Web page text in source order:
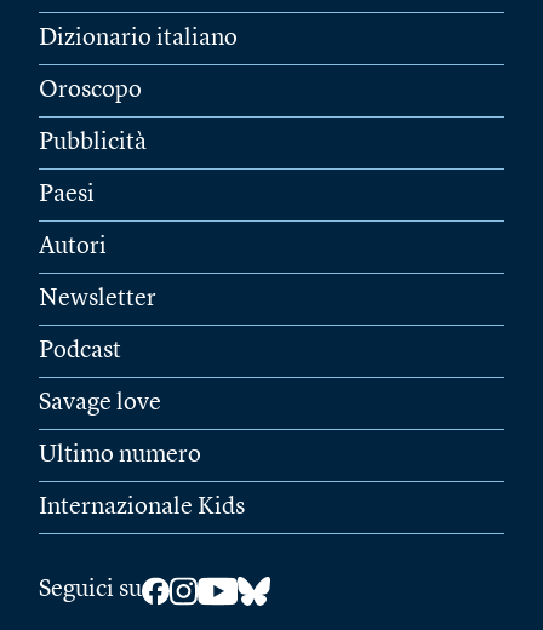
Dizionario italiano
Oroscopo
Pubblicità
Paesi
Autori
Newsletter
Podcast
Savage love
Ultimo numero
Internazionale Kids
Seguici su